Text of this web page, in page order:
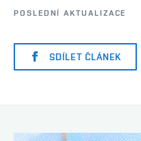
POSLEDNÍ AKTUALIZACE
SDÍLET ČLÁNEK